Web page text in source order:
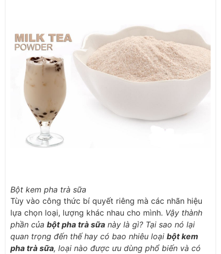
Bột kem pha trà sữa
Tùy vào công thức bí quyết riêng mà các nhãn hiệu
lựa chọn loại, lượng khác nhau cho mình. Vậy thành
phần của bột pha trà sữa này là gì? Tại sao nó lại
quan trọng đến thế hay có bao nhiêu loại bột kem
pha trà sữa, loại nào được ưu dùng phổ biến và có